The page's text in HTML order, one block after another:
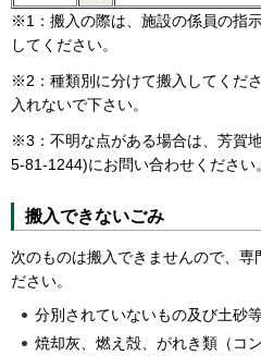
※1：搬入の際は、施設の係員の指
してください。
※2：種類別に分けて搬入してくだ
入れないで下さい。
※3：不明な点がある場合は、芳賀
5-81-1244)にお問い合わせください。
搬入できないごみ
次のものは搬入できませんので、専
ださい。
分別されていないもの及び土砂
焼却灰、燃え殻、がれき類（コ